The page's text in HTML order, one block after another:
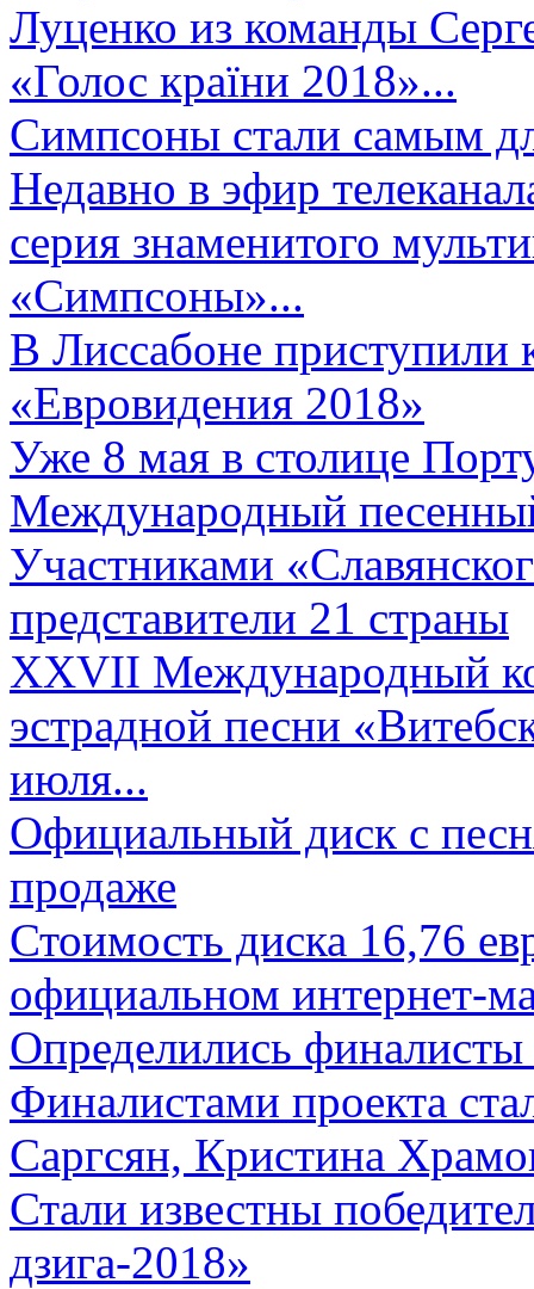
Луценко из команды
«Голос країни 2018»...
Симпсоны стали самым
Недавно в эфир
серия знаменитого
«Симпсоны»...
В Лиссабоне приступили
«Евровидения 2018»
Уже 8 мая в столице
Международный
Участниками
представители 21 страны
XXVII Международный
эстрадной песни
июля...
Официальный диск с
продаже
Стоимость диска 16,76
официальном интернет-
Определились
Финалистами проекта
Саргсян, Кристина
Стали известны
дзига-2018»